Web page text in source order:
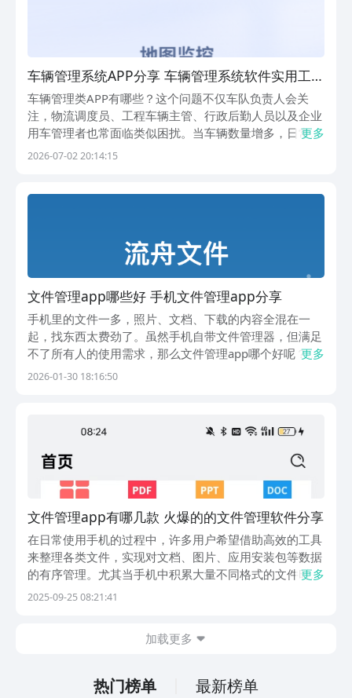
车辆管理系统APP分享 车辆管理系统软件实用工具
推荐
车辆管理类APP有哪些？这个问题不仅车队负责人会关
注，物流调度员、工程车辆主管、行政后勤人员以及企业
用车管理者也常面临类似困扰。当车辆数量增多，日常运
营中的调度安排、维保提醒、司机考勤、油耗统计、行驶
更多
2026-07-02 20:14:15
文件管理app哪些好 手机文件管理app分享
手机里的文件一多，照片、文档、下载的内容全混在一
起，找东西太费劲了。虽然手机自带文件管理器，但满足
不了所有人的使用需求，那么文件管理app哪个好呢？市
面上有很多有文件管理功能的软件，下面这五款是覆盖了
更多
2026-01-30 18:16:50
文件管理app有哪几款 火爆的的文件管理软件分享
在日常使用手机的过程中，许多用户希望借助高效的工具
来整理各类文件，实现对文档、图片、应用安装包等数据
的有序管理。尤其当手机中积累大量不同格式的文件时，
一款功能全面的文件管理应用就显得尤为重要。本文将介
更多
2025-09-25 08:21:41
加载更多
热门榜单 最新榜单